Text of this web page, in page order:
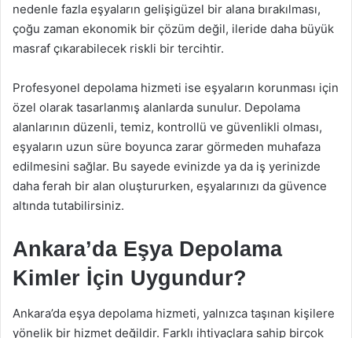
nedenle fazla eşyaların gelişigüzel bir alana bırakılması,
çoğu zaman ekonomik bir çözüm değil, ileride daha büyük
masraf çıkarabilecek riskli bir tercihtir.
Profesyonel depolama hizmeti ise eşyaların korunması için
özel olarak tasarlanmış alanlarda sunulur. Depolama
alanlarının düzenli, temiz, kontrollü ve güvenlikli olması,
eşyaların uzun süre boyunca zarar görmeden muhafaza
edilmesini sağlar. Bu sayede evinizde ya da iş yerinizde
daha ferah bir alan oluştururken, eşyalarınızı da güvence
altında tutabilirsiniz.
Ankara’da Eşya Depolama
Kimler İçin Uygundur?
Ankara’da eşya depolama hizmeti, yalnızca taşınan kişilere
yönelik bir hizmet değildir. Farklı ihtiyaçlara sahip birçok